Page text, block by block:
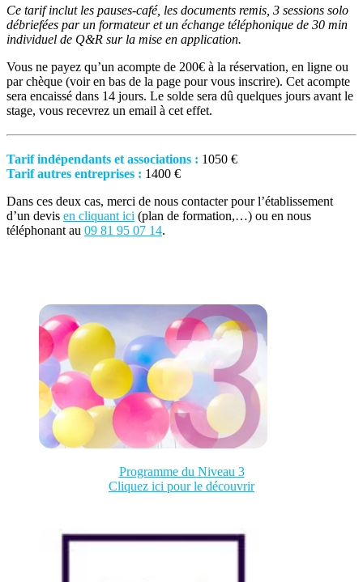
Ce tarif inclut les pauses-café, les documents remis, 3 sessions solo
débriefées par un formateur et un échange téléphonique de 30 min
individuel de Q&R sur la mise en application.
Vous ne payez qu’un acompte de 200€ à la réservation, en ligne ou
par chèque (voir en bas de la page pour vous inscrire). Cet acompte
sera encaissé dans 14 jours. Le solde sera dû quelques jours avant le
stage, vous recevrez un email à cet effet.
Tarif indépendants et associations : 1050 €
Tarif autres entreprises : 1400 €
Dans ces deux cas, merci de nous contacter pour l’établissement
d’un devis en cliquant ici (plan de formation,…) ou en nous
téléphonant au 09 81 95 07 14.
Programme du Niveau 3
Cliquez ici pour le découvrir